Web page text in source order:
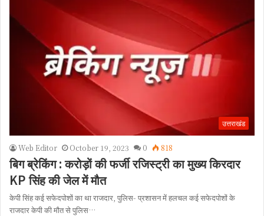
उत्तराखंड
Web Editor October 19, 2023 0 818
बिग ब्रेकिंग : करोड़ों की फर्जी रजिस्ट्री का मुख्य किरदार
KP सिंह की जेल में मौत
केपी सिंह कई सफेदपोशों का था राजदार, पुलिस- प्रशासन में हलचल कई सफेदपोशों के
राजदार केपी की मौत से पुलिस…